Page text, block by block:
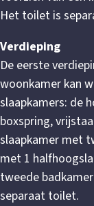
Het toilet is
Verdieping
De eerste
woonkamer kan
slaapkamers: de
boxspring,
slaapkamer met
met 1
tweede
separaat toilet.